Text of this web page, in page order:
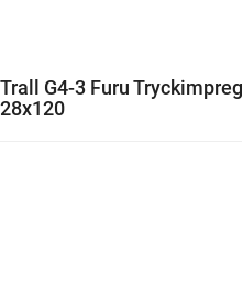
Trall G4-3 Furu
28x120